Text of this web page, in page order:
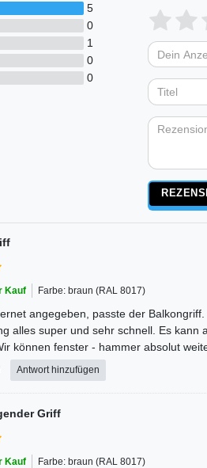
5
0
1
0
0
1
5
(optional)
Kauf Farbe: braun (RAL 8017)
angegeben, passte der Balkongriff.
alles super und sehr schnell. Es kann
können fenster - hammer absolut
Antwort hinzufügen
Griff
Kauf Farbe: braun (RAL 8017)